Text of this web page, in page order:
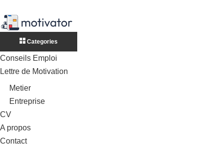
Categories
Conseils Emploi
Lettre de Motivation
Metier
Entreprise
CV
A propos
Contact